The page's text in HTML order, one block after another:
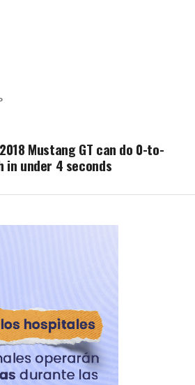
Mustang GT can do 0-to-
in under 4 seconds